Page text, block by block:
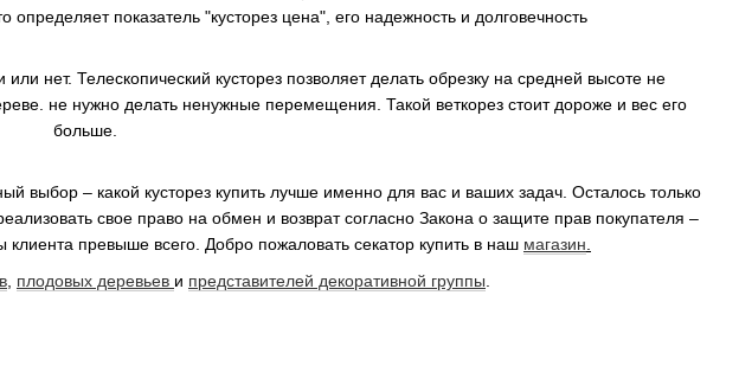
показатель "кусторез цена", его надежность и долговечность
нет. Телескопический кусторез позволяет делать обрезку на средней высоте не
не нужно делать ненужные перемещения. Такой веткорез стоит дороже и вес его
больше.
выбор – какой кусторез купить лучше именно для вас и ваших задач. Осталось только
свое право на обмен и возврат согласно Закона о защите прав покупателя –
превыше всего. Добро пожаловать секатор купить в наш магазин.
плодовых деревьев и представителей декоративной группы